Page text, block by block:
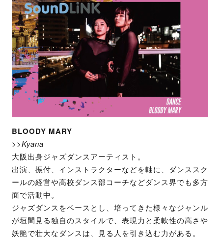
BLOODY MARY
>>Kyana
大阪出身ジャズダンスアーティスト。
出演、振付、インストラクターなどを軸に、ダンススク
ールの経営や高校ダンス部コーチなどダンス界でも多方
面で活動中。
ジャズダンスをベースとし、培ってきた様々なジャンル
が垣間見る独自のスタイルで、表現力と柔軟性の高さや
妖艶で壮大なダンスは、見る人を引き込む力がある。